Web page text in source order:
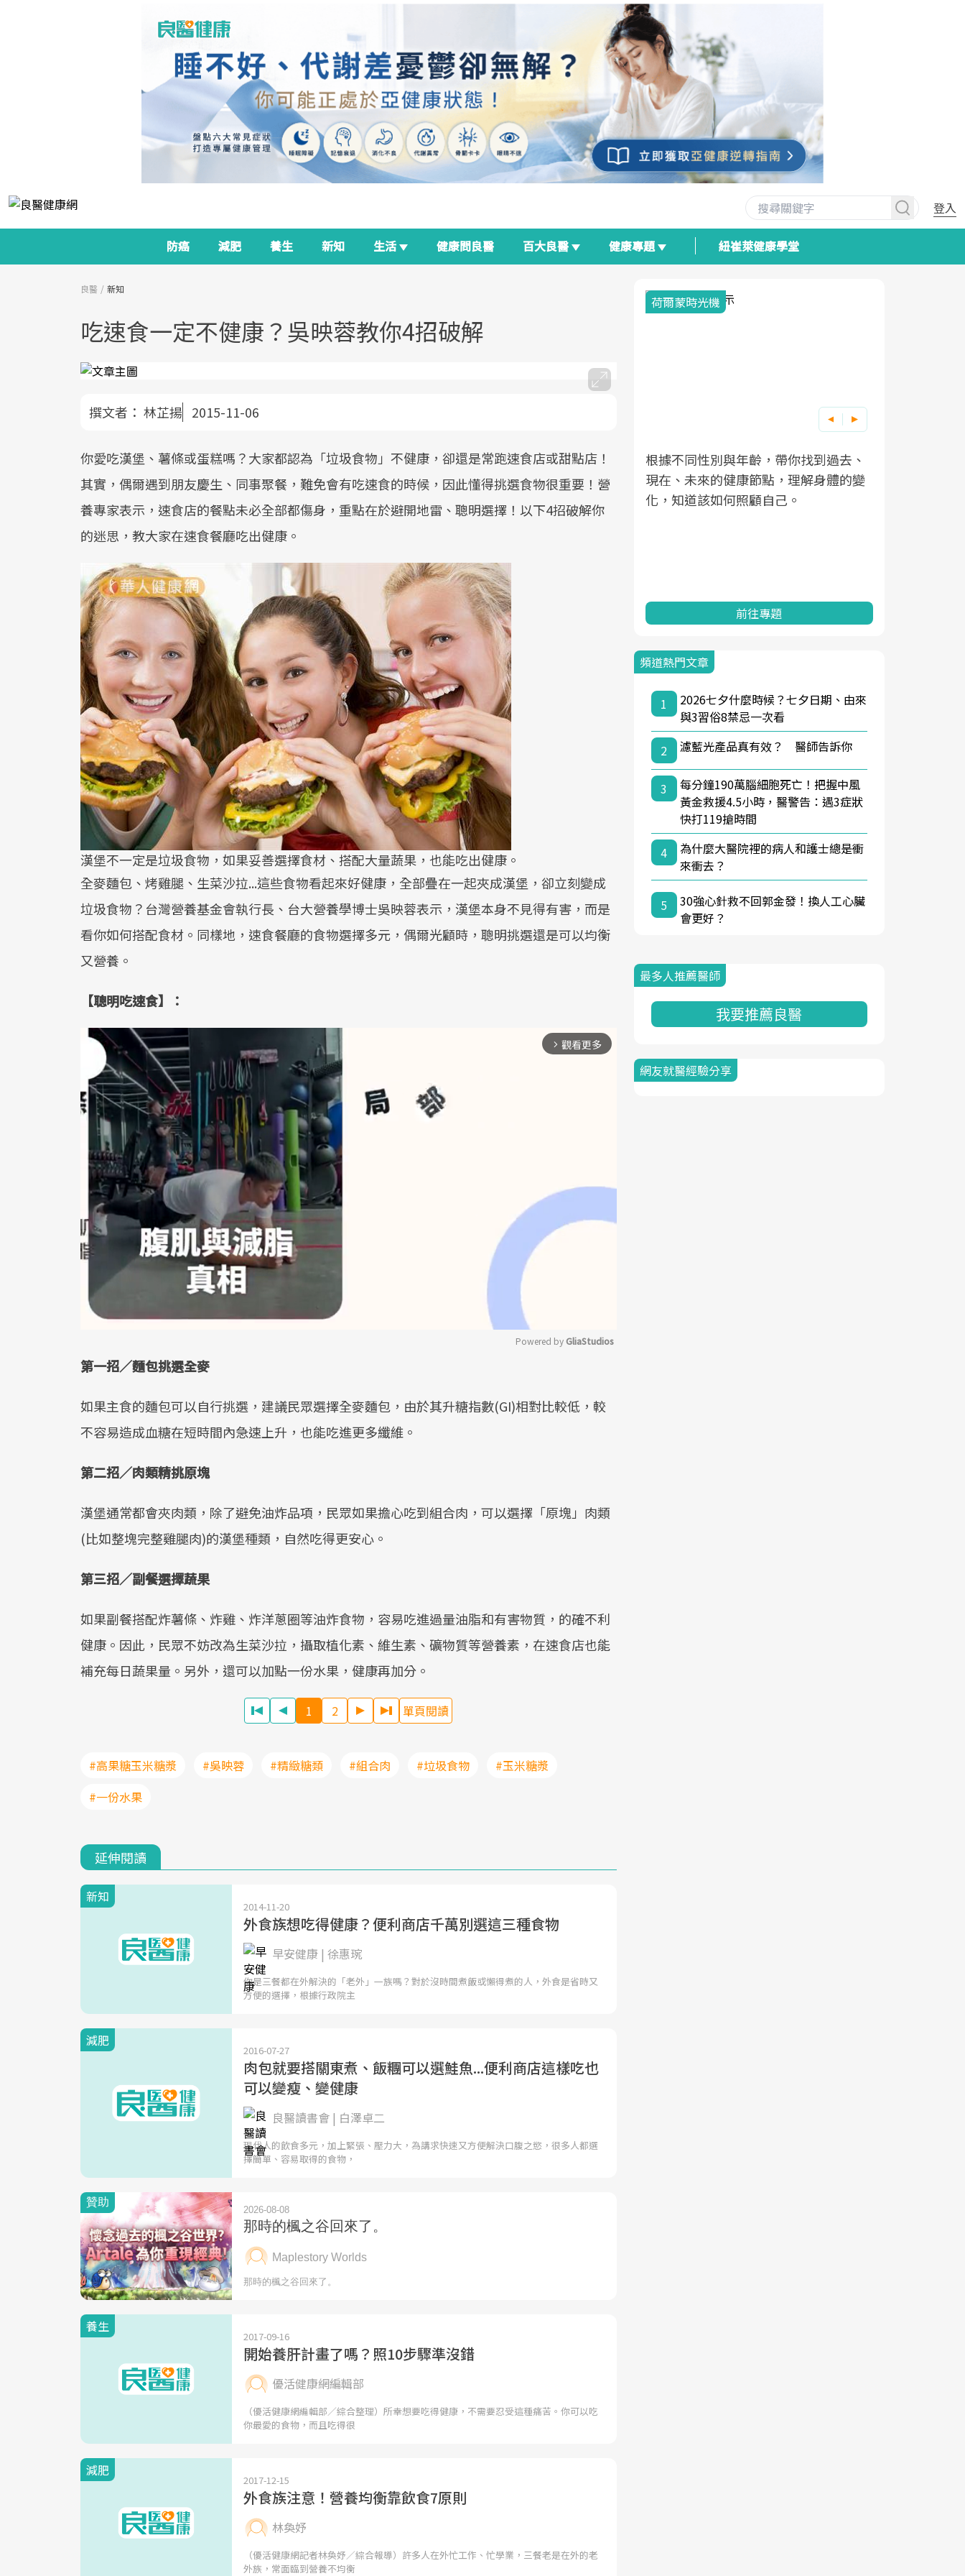
登入
防癌 減肥 養生 新知 生活 健康問良醫 百大良醫 健康專題 紐崔萊健康學堂
良醫 新知
吃速食一定不健康？吳映蓉教你4招破解
撰文者： 林芷揚 2015-11-06
你愛吃漢堡、薯條或蛋糕嗎？大家都認為「垃圾食物」不健康，卻還是常跑速食店或甜點店！
其實，偶爾遇到朋友慶生、同事聚餐，難免會有吃速食的時候，因此懂得挑選食物很重要！營
養專家表示，速食店的餐點未必全部都傷身，重點在於避開地雷、聰明選擇！以下4招破解你
的迷思，教大家在速食餐廳吃出健康。
漢堡不一定是垃圾食物，如果妥善選擇食材、搭配大量蔬果，也能吃出健康。
全麥麵包、烤雞腿、生菜沙拉...這些食物看起來好健康，全部疊在一起夾成漢堡，卻立刻變成
垃圾食物？台灣營養基金會執行長、台大營養學博士吳映蓉表示，漢堡本身不見得有害，而是
看你如何搭配食材。同樣地，速食餐廳的食物選擇多元，偶爾光顧時，聰明挑選還是可以均衡
又營養。
【聰明吃速食】：
arrow_forward_ios 觀看更多
Powered by GliaStudios
第一招／麵包挑選全麥
如果主食的麵包可以自行挑選，建議民眾選擇全麥麵包，由於其升糖指數(GI)相對比較低，較
不容易造成血糖在短時間內急速上升，也能吃進更多纖維。
第二招／肉類精挑原塊
漢堡通常都會夾肉類，除了避免油炸品項，民眾如果擔心吃到組合肉，可以選擇「原塊」肉類
(比如整塊完整雞腿肉)的漢堡種類，自然吃得更安心。
第三招／副餐選擇蔬果
如果副餐搭配炸薯條、炸雞、炸洋蔥圈等油炸食物，容易吃進過量油脂和有害物質，的確不利
健康。因此，民眾不妨改為生菜沙拉，攝取植化素、維生素、礦物質等營養素，在速食店也能
補充每日蔬果量。另外，還可以加點一份水果，健康再加分。
1 2 單頁閱讀
#高果糖玉米糖漿 #吳映蓉 #精緻糖類 #組合肉 #垃圾食物
#玉米糖漿
#一份水果
延伸閱讀
新知
2014-11-20
外食族想吃得健康？便利商店千萬別選這三種食物
早安健康 | 徐惠琬
你是三餐都在外解決的「老外」一族嗎？對於沒時間煮飯或懶得煮的人，外食是省時又
方便的選擇，根據行政院主
減肥
2016-07-27
肉包就要搭關東煮、飯糰可以選鮭魚...便利商店這樣吃也
可以變瘦、變健康
良醫讀書會 | 白澤卓二
現代人的飲食多元，加上緊張、壓力大，為講求快速又方便解決口腹之慾，很多人都選
擇簡單、容易取得的食物，
養生
2017-09-16
開始養肝計畫了嗎？照10步驟準沒錯
優活健康網編輯部
（優活健康網編輯部／綜合整理）所幸想要吃得健康，不需要忍受這種痛苦。你可以吃
你最愛的食物，而且吃得很
減肥
2017-12-15
外食族注意！營養均衡靠飲食7原則
林奐妤
（優活健康網記者林奐妤／綜合報導）許多人在外忙工作、忙學業，三餐老是在外的老
外族，常面臨到營養不均衡
面對超高齡社會的浪潮，台灣正在快速
邁向「健康照護」的新時代。隨著國家
照3.0」的推進，「預防醫學」已成全民
療院所的服務，更是民眾了解自身健康
狀況、啟動健康管理的重要起點。
前往專題
2025年，就到良醫生活祭體驗「一站式
健康新生活」，從講座、體驗到運動，
前往專題
良醫健康網從「換季的身體變化」出
發，透過醫學觀點與日常感受的對話，
改善行動。
前往專題
荷爾蒙時光機
根據不同性別與年齡，帶你找到過去、
現在、未來的健康節點，理解身體的變
化，知道該如何照顧自己。
前往專題
頻道熱門文章
1
2026七夕什麼時候？七夕日期、由來
與3習俗8禁忌一次看
2
濾藍光產品真有效？ 醫師告訴你
3
每分鐘190萬腦細胞死亡！把握中風
黃金救援4.5小時，醫警告：遇3症狀
快打119搶時間
4
為什麼大醫院裡的病人和護士總是衝
來衝去？
5
30強心針救不回郭金發！換人工心臟
會更好？
最多人推薦醫師
我要推薦良醫
網友就醫經驗分享